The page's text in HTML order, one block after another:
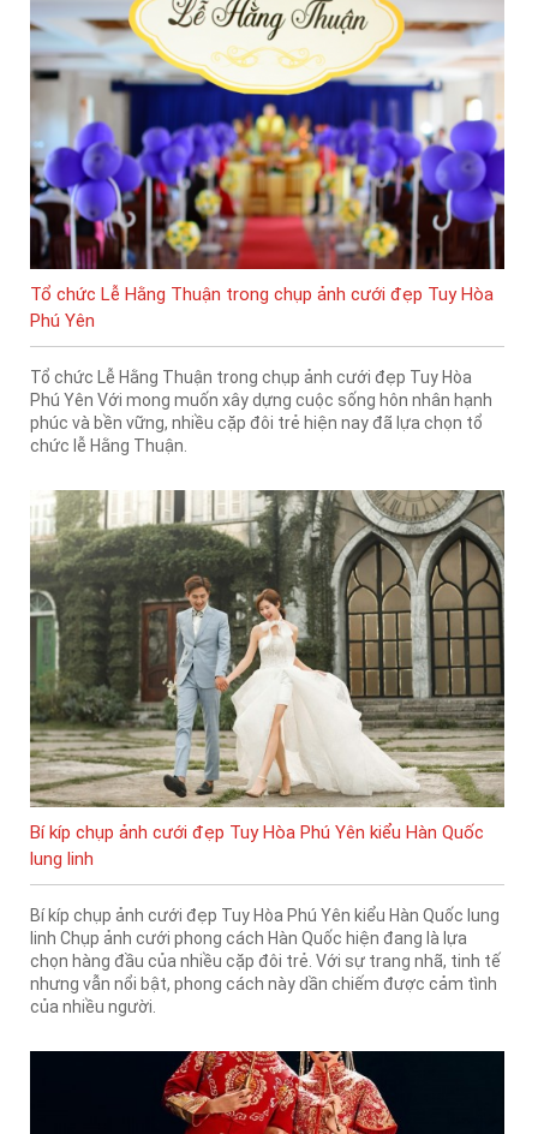
Tổ chức Lễ Hằng Thuận trong chụp ảnh cưới đẹp Tuy Hòa
Phú Yên
Tổ chức Lễ Hằng Thuận trong chụp ảnh cưới đẹp Tuy Hòa
Phú Yên Với mong muốn xây dựng cuộc sống hôn nhân hạnh
phúc và bền vững, nhiều cặp đôi trẻ hiện nay đã lựa chọn tổ
chức lễ Hằng Thuận.
Bí kíp chụp ảnh cưới đẹp Tuy Hòa Phú Yên kiểu Hàn Quốc
lung linh
Bí kíp chụp ảnh cưới đẹp Tuy Hòa Phú Yên kiểu Hàn Quốc lung
linh Chụp ảnh cưới phong cách Hàn Quốc hiện đang là lựa
chọn hàng đầu của nhiều cặp đôi trẻ. Với sự trang nhã, tinh tế
nhưng vẫn nổi bật, phong cách này dần chiếm được cảm tình
của nhiều người.